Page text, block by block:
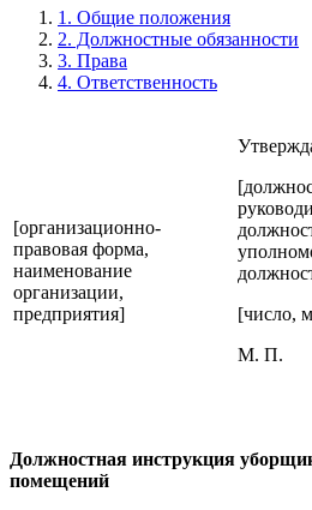
1. Общие положения
2. Должностные обязанности
3. Права
4. Ответственность
[организационно-
правовая форма,
наименование
организации,
предприятия]
[число,
М. П.
Должностная инструкция
помещений